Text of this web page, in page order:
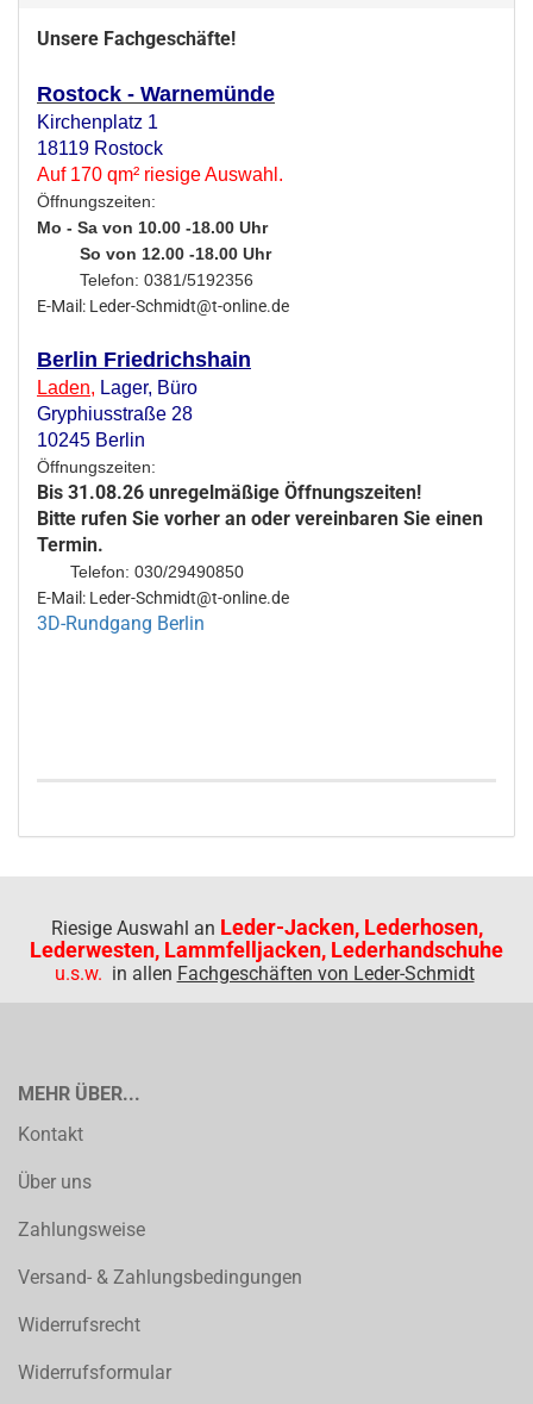
Unsere Fachgeschäfte!
Rostock - Warnemünde
Kirchenplatz 1
18119 Rostock
Auf 170 qm² riesige Auswahl.
Öffnungszeiten:
Mo - Sa von 10.00 -18.00 Uhr
So von 12.00 -18.00 Uhr
Telefon: 0381/5192356
E-Mail: Leder-Schmidt@t-online.de
Berlin Friedrichshain
Laden, Lager, Büro
Gryphiusstraße 28
10245 Berlin
Öffnungszeiten:
Bis 31.08.26 unregelmäßige Öffnungszeiten!
Bitte rufen Sie vorher an oder vereinbaren Sie einen
Termin.
Telefon: 030/29490850
E-Mail: Leder-Schmidt@t-online.de
3D-Rundgang Berlin
Riesige Auswahl an Leder-Jacken, Lederhosen,
Lederwesten, Lammfelljacken, Lederhandschuhe
u.s.w. in allen Fachgeschäften von Leder-Schmidt
MEHR ÜBER...
Kontakt
Über uns
Zahlungsweise
Versand- & Zahlungsbedingungen
Widerrufsrecht
Widerrufsformular